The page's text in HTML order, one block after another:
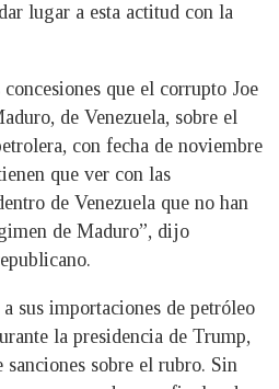
lugar a esta actitud con la
que el corrupto Joe
de Venezuela, sobre el
con fecha de noviembre
que ver con las
de Venezuela que no han
de Maduro”, dijo
sus importaciones de petróleo
la presidencia de Trump,
sanciones sobre el rubro. Sin